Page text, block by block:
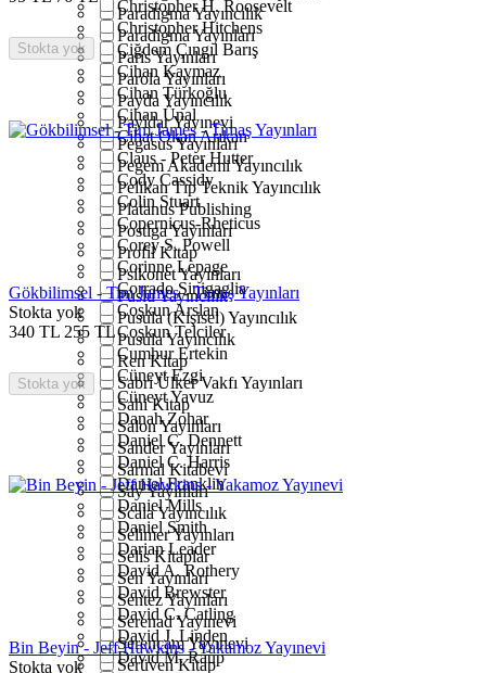
Paradigma Yayıncılık
Paradigma Yayınları
Paris Yayınları
Parola Yayınları
Payda Yayıncılık
Payidar Yayınevi
Pegasus Yayınları
Pegem Akademi Yayıncılık
Pelikan Tıp Teknik Yayıncılık
Platanus Publishing
Postiga Yayınları
Profil Kitap
Psikonet Yayınları
Puslu Yayıncılık
Pusula (Kişisel) Yayıncılık
Pusula Yayıncılık
Ren Kitap
Sabri Ülker Vakfı Yayınları
Sahi Kitap
Salon Yayınları
Sander Yayınları
Sarmal Kitabevi
Say Yayınları
Scala Yayıncılık
Selimer Yayınları
Selis Kitaplar
Sen Yayınları
Sentez Yayınları
Serenad Yayınevi
Serencam Yayınevi
Serüven Kitap
Christopher H. Roosevelt
Christopher Hitchens
Çiğdem Çıngıl Barış
Cihan Kaymaz
Cihan Türkoğlu
Cihan Ünal
Cihat Okan Arıkan
Claus - Peter Hutter
Cody Cassidy
Colin Stuart
Copernicus-Rheticus
Corey S. Powell
Corinne Lepage
Corrado Sinigaglia
Coşkun Arslan
Coşkun Telciler
Cumhur Ertekin
Cüneyt Ezgi
Cüneyt Yavuz
Danah Zohar
Daniel C. Dennett
Daniel C. Harris
Daniel Franklin
Daniel Mills
Daniel Smith
Darian Leader
David A. Rothery
David Brewster
David C. Catling
David J. Linden
David M. Raup
Stokta yok
Gökbilimsel - Tim James - Timaş Yayınları
Stokta yok
340 TL 255 TL
Stokta yok
Bin Beyin - Jeff Hawkins - Yakamoz Yayınevi
Stokta yok